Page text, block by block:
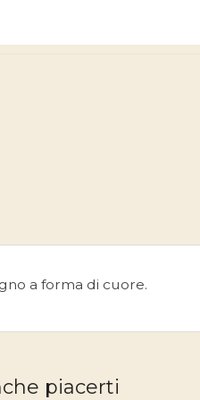
a forma di cuore.
piacerti